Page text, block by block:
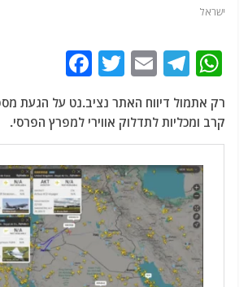
ישראל
W
at
s
A
p
p
T
e
g
ra
m
E
ai
l
T
itt
er
a
c
e
b
o
o
k
רק אתמול דיווח האתר נציב.נט על הגעת
קרב ומכליות לתדלוק אווירי למפרץ הפרסי.